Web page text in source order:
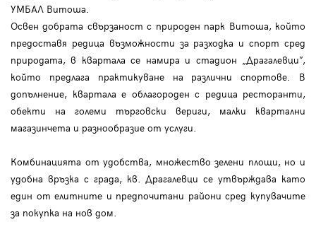
УМБАЛ Витоша.
Освен добрата свързаност с природен парк Витоша, който
предоставя редица възможности за разходка и спорт сред
природата, в квартала се намира и стадион „Драгалевци”,
който предлага практикуване на различни спортове. В
допълнение, квартала е облагороден с редица ресторанти,
обекти на големи търговски вериги, малки квартални
магазинчета и разнообразие от услуги.
Комбинацията от удобства, множество зелени площи, но и
удобна връзка с града, кв. Драгалевци се утвърждава като
един от елитните и предпочитани райони сред купувачите
за покупка на нов дом.